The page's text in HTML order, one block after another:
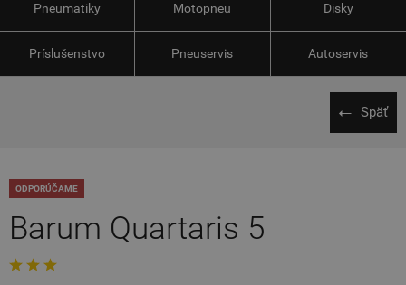
Pneumatiky Motopneu Disky
Príslušenstvo Pneuservis Autoservis
Späť
ODPORÚČAME
Barum Quartaris 5